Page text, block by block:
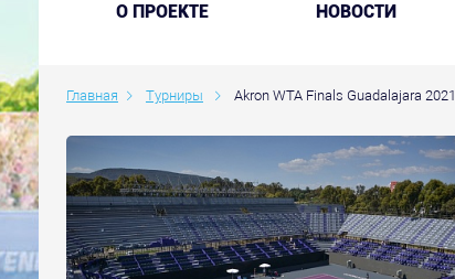
O ПРОЕКТЕ НОВОСТИ
Главная Турниры Akron WTA Finals Guadalajara 2021